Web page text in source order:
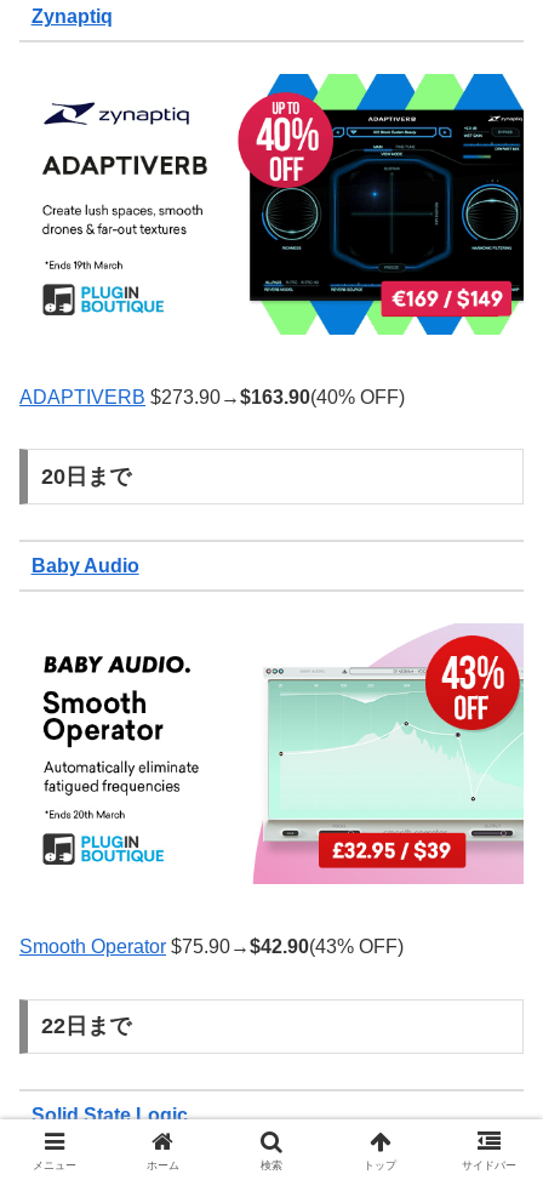
Zynaptiq
ADAPTIVERB $273.90→$163.90(40% OFF)
20日まで
Baby Audio
Smooth Operator $75.90→$42.90(43% OFF)
22日まで
Solid State Logic
メニュー ホーム 検索 トップ サイドバー